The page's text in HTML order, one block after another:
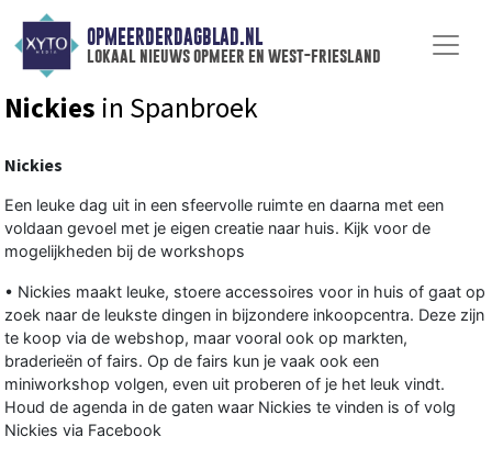
OPMEERDERDAGBLAD.NL
lokaal nieuws opmeer en west-friesland
Nickies in Spanbroek
Nickies
Een leuke dag uit in een sfeervolle ruimte en daarna met een
voldaan gevoel met je eigen creatie naar huis. Kijk voor de
mogelijkheden bij de workshops
• Nickies maakt leuke, stoere accessoires voor in huis of gaat op
zoek naar de leukste dingen in bijzondere inkoopcentra. Deze zijn
te koop via de webshop, maar vooral ook op markten,
braderieën of fairs. Op de fairs kun je vaak ook een
miniworkshop volgen, even uit proberen of je het leuk vindt.
Houd de agenda in de gaten waar Nickies te vinden is of volg
Nickies via Facebook